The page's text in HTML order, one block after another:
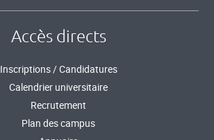
Accès directs
Inscriptions / Candidatures
Calendrier universitaire
Recrutement
Plan des campus